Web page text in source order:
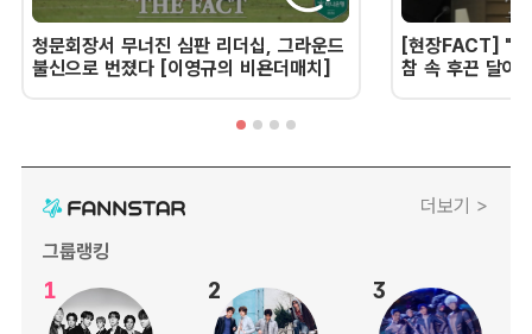
청문회장서 무너진 심판 리더십, 그라운드
불신으로 번졌다 [이영규의 비욘더매치]
[현장FACT] "한
참 속 후끈 달아
더보기 >
그룹랭킹
1 2 3